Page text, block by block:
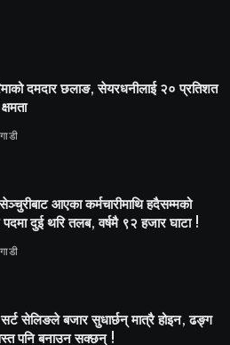
दमदार छलाङ, सेयरधनीलाई २० प्रतिशत
आएका कर्मचारीमाथि हदैसम्मको
दुई थरि तलब, वर्षमै ९२ हजार घाटा !
सेलिङले बजार सुधार्छन् मात्रै होइन, ढङ्ग
पनि बनाउन सक्छन् !